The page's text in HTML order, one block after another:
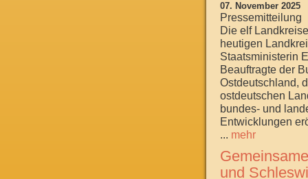
07. November 2025
Pressemitteilung
Die elf
heutigen
Staatsministerin
Beauftragte der
Ostdeutschland,
ostdeutschen
bundes- und
Entwicklungen
... mehr
und